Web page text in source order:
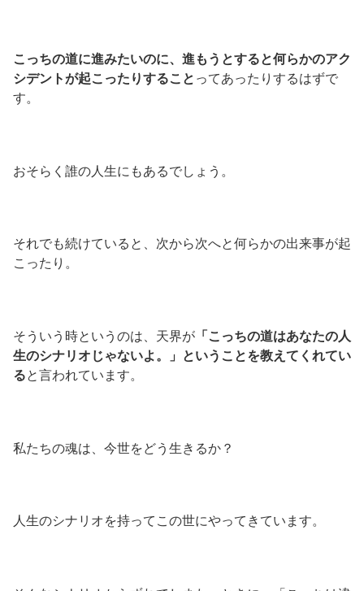
こっちの道に進みたいのに、進もうとすると何らかのアク
シデントが起こったりすること ってあったりするはずで
す。
おそらく誰の人生にもあるでしょう。
それでも続けていると、次から次へと何らかの出来事が起
こったり。
そういう時というのは、天界が 「こっちの道はあなたの人
生のシナリオじゃないよ。」ということを教えてくれてい
ると言われています。
私たちの魂は、今世をどう生きるか？
人生のシナリオを持ってこの世にやってきています。